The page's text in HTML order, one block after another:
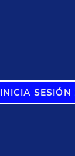
INICIA SESIÓN